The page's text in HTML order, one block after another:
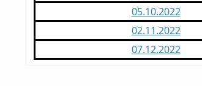
05.10.2022
02.11.2022
07.12.2022